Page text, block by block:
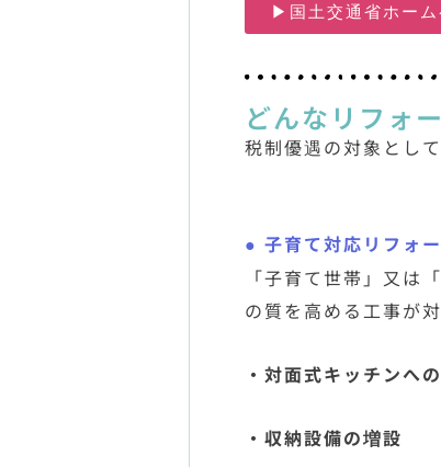
▶国土交通省ホー
どんなリフォ
税制優遇の対象とし
● 子育て対応リフ
「子育て世帯」又は
の質を高める工事が対
・対面式キッチンへ
・収納設備の増設